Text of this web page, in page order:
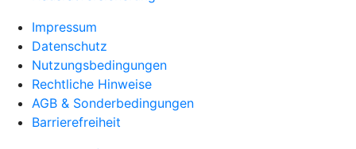
Impressum
Datenschutz
Nutzungsbedingungen
Rechtliche Hinweise
AGB & Sonderbedingungen
Barrierefreiheit